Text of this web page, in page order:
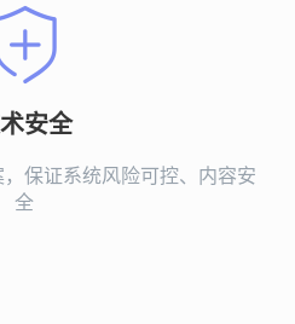
安全
保证系统风险可控、内容安
全